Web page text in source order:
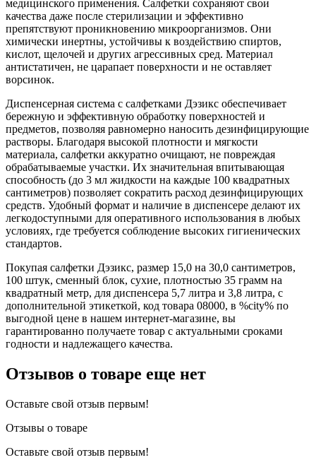
медицинского применения. Салфетки сохраняют свои
качества даже после стерилизации и эффективно
препятствуют проникновению микроорганизмов. Они
химически инертны, устойчивы к воздействию спиртов,
кислот, щелочей и других агрессивных сред. Материал
антистатичен, не царапает поверхности и не оставляет
ворсинок.
Диспенсерная система с салфетками Дэзикс обеспечивает
бережную и эффективную обработку поверхностей и
предметов, позволяя равномерно наносить дезинфицирующие
растворы. Благодаря высокой плотности и мягкости
материала, салфетки аккуратно очищают, не повреждая
обрабатываемые участки. Их значительная впитывающая
способность (до 3 мл жидкости на каждые 100 квадратных
сантиметров) позволяет сократить расход дезинфицирующих
средств. Удобный формат и наличие в диспенсере делают их
легкодоступными для оперативного использования в любых
условиях, где требуется соблюдение высоких гигиенических
стандартов.
Покупая салфетки Дэзикс, размер 15,0 на 30,0 сантиметров,
100 штук, сменный блок, сухие, плотностью 35 грамм на
квадратный метр, для диспенсера 5,7 литра и 3,8 литра, с
дополнительной этикеткой, код товара 08000, в %city% по
выгодной цене в нашем интернет-магазине, вы
гарантированно получаете товар с актуальными сроками
годности и надлежащего качества.
Отзывов о товаре еще нет
Оставьте свой отзыв первым!
Отзывы о товаре
Оставьте свой отзыв первым!